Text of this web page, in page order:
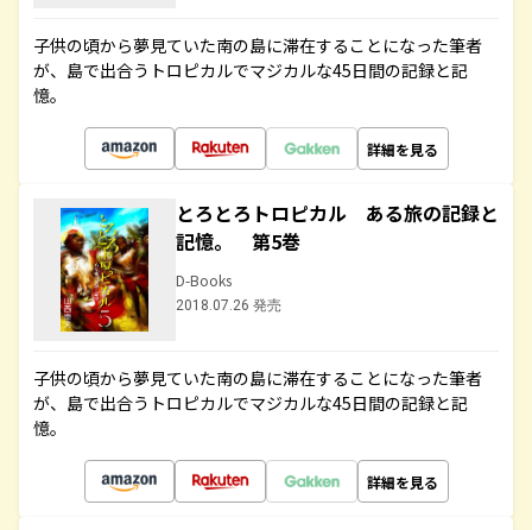
子供の頃から夢見ていた南の島に滞在することになった筆者
が、島で出合うトロピカルでマジカルな45日間の記録と記
憶。
詳細を見る
とろとろトロピカル ある旅の記録と
記憶。 第5巻
D-Books
2018.07.26 発売
子供の頃から夢見ていた南の島に滞在することになった筆者
が、島で出合うトロピカルでマジカルな45日間の記録と記
憶。
詳細を見る